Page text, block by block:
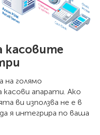
касовите
на голямо
апарати. Ако
ви използва не е в
я интегрира по ваша